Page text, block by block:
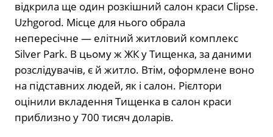
відкрила ще один розкішний салон краси Clipse.
Uzhgorod. Місце для нього обрала
непересічне — елітний житловий комплекс
Silver Park. В цьому ж ЖК у Тищенка, за даними
розслідувачів, є й житло. Втім, оформлене воно
на підставних людей, як і салон. Рієлтори
оцінили вкладення Тищенка в салон краси
приблизно у 700 тисяч доларів.